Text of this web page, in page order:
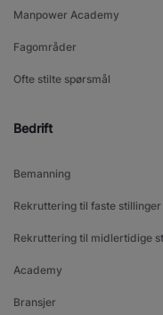
Manpower Academy
Fagområder
Ofte stilte spørsmål
Bedrift
Bemanning
Rekruttering til faste stillinger
Rekruttering til midlertidige
Academy
Bransjer